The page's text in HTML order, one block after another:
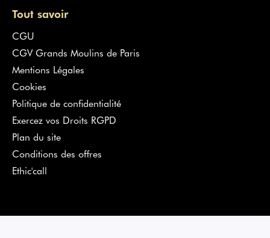
Tout savoir
CGU
CGV Grands Moulins de Paris
Mentions Légales
Cookies
Politique de confidentialité
Exercez vos Droits RGPD
Plan du site
Conditions des offres
Ethic'call